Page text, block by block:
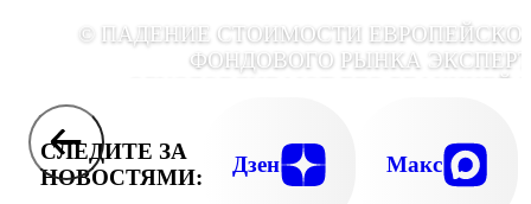
© ПАДЕНИЕ СТОИМОСТИ
ФОНДОВОГО РЫНКА
ОБУСЛОВЛИВАЮТ ЕГО РЕАКЦИЕЙ
АМЕРИКАНСКОГО РЫНКА
И ОТКАЗА ФРС США ОТ РЯДА
СЛЕДИТЕ ЗА
НОВОСТЯМИ:
Дзен Макс